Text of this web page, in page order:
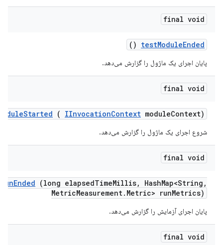
final void
testModuleEnded
()
پایان اجرای یک ماژول را گزارش می‌دهد.
final void
Started ( IInvocationContext moduleContext)
شروع اجرای یک ماژول را گزارش می‌دهد.
final void
RunEnded (long elapsedTimeMillis, HashMap<String ,
MetricMeasurement. Metric> runMetrics)
پایان اجرای آزمایش را گزارش می‌دهد.
final void